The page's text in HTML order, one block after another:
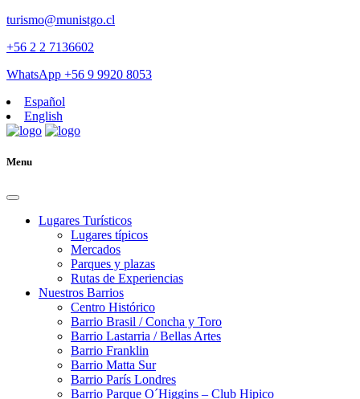
turismo@munistgo.cl
+56 2 2 7136602
WhatsApp +56 9 9920 8053
Español
English
Menu
Lugares Turísticos
Lugares tí­picos
Mercados
Parques y plazas
Rutas de Experiencias
Nuestros Barrios
Centro Histórico
Barrio Brasil / Concha y Toro
Barrio Lastarria / Bellas Artes
Barrio Franklin
Barrio Matta Sur
Barrio Parí­s Londres
Barrio Parque O´Higgins – Club Hipico